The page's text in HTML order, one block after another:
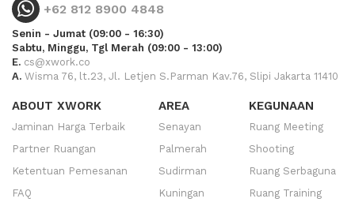
+62 812 8900 4848
Senin - Jumat (09:00 - 16:30)
Sabtu, Minggu, Tgl Merah (09:00 - 13:00)
E. cs@xwork.co
A. Wisma 76, lt.23, Jl. Letjen S.Parman Kav.76, Slipi Jakarta 11410
ABOUT XWORK
Jaminan Harga Terbaik
Partner Ruangan
Ketentuan Pemesanan
FAQ
AREA
Senayan
Palmerah
Sudirman
Kuningan
KEGUNAAN
Ruang Meeting
Shooting
Ruang Serbaguna
Ruang Training